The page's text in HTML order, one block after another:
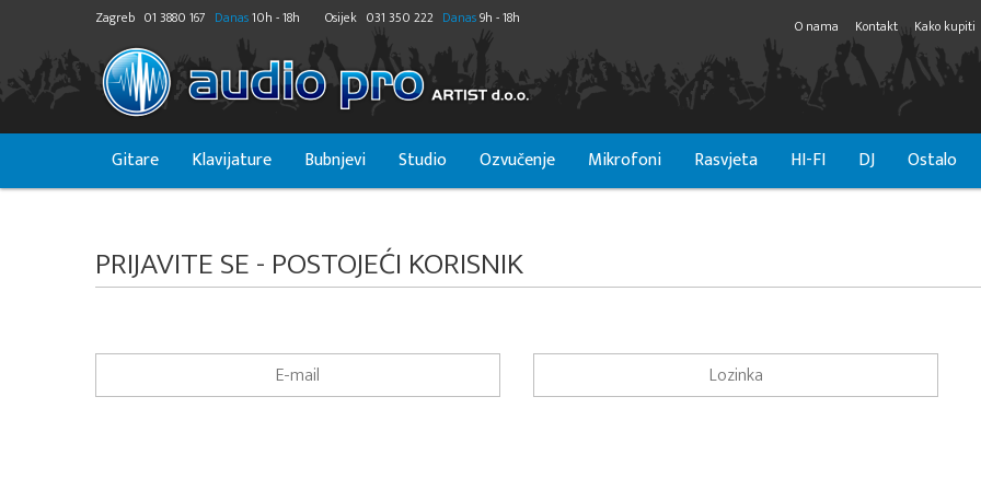
Zagreb 01 3880 167 Danas10h - 18h Osijek 031 350 222 Danas9h - 18h O nama Kontakt Kako kupiti
Gitare Klavijature Bubnjevi Studio Ozvučenje Mikrofoni Rasvjeta HI-FI DJ Ostalo
PRIJAVITE SE - POSTOJEĆI KORISNIK